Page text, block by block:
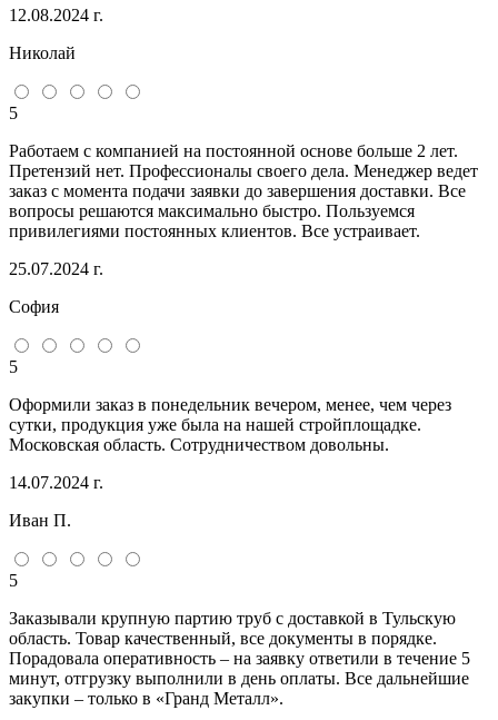
12.08.2024 г.
Николай
5
Работаем с компанией на постоянной основе больше 2 лет.
Претензий нет. Профессионалы своего дела. Менеджер ведет
заказ с момента подачи заявки до завершения доставки. Все
вопросы решаются максимально быстро. Пользуемся
привилегиями постоянных клиентов. Все устраивает.
25.07.2024 г.
София
5
Оформили заказ в понедельник вечером, менее, чем через
сутки, продукция уже была на нашей стройплощадке.
Московская область. Сотрудничеством довольны.
14.07.2024 г.
Иван П.
5
Заказывали крупную партию труб с доставкой в Тульскую
область. Товар качественный, все документы в порядке.
Порадовала оперативность – на заявку ответили в течение 5
минут, отгрузку выполнили в день оплаты. Все дальнейшие
закупки – только в «Гранд Металл».